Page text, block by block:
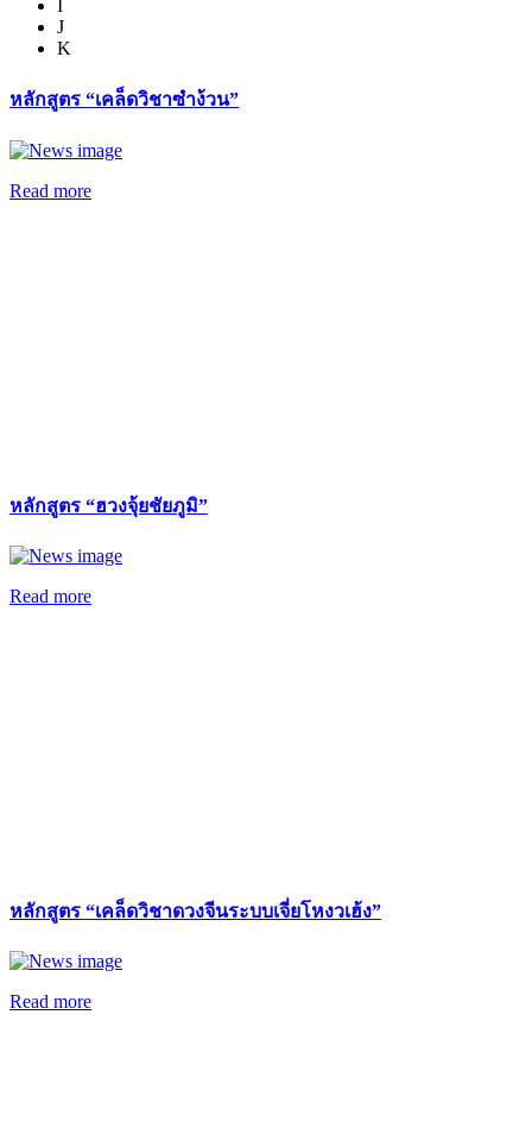
I
J
K
หลักสูตร “เคล็ดวิชาซำง้วน”
Read more
หลักสูตร “ฮวงจุ้ยชัยภูมิ”
Read more
หลักสูตร “เคล็ดวิชาดวงจีนระบบเจี่ยโหงวเฮ้ง”
Read more